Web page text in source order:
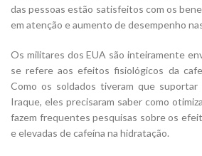
das pessoas estão satisfeitos com os
em atenção e aumento de desempenho
Os militares dos EUA são inteiramente
se refere aos efeitos fisiológicos da
Como os soldados tiveram que
Iraque, eles precisaram saber como
fazem frequentes pesquisas sobre os
e elevadas de cafeína na hidratação.